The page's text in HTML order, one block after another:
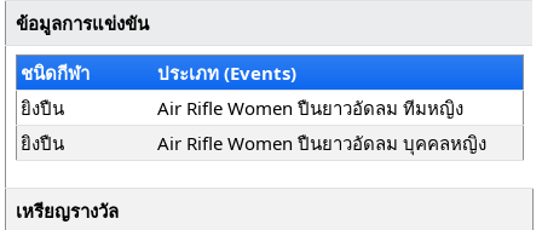
ข้อมูลการแข่งขัน
ชนิดกีฬา
ประเภท (Events)
ยิงปืน
Air Rifle Women ปืนยาวอัดลม ทีมหญิง
ยิงปืน
Air Rifle Women ปืนยาวอัดลม บุคคลหญิง
เหรียญรางวัล